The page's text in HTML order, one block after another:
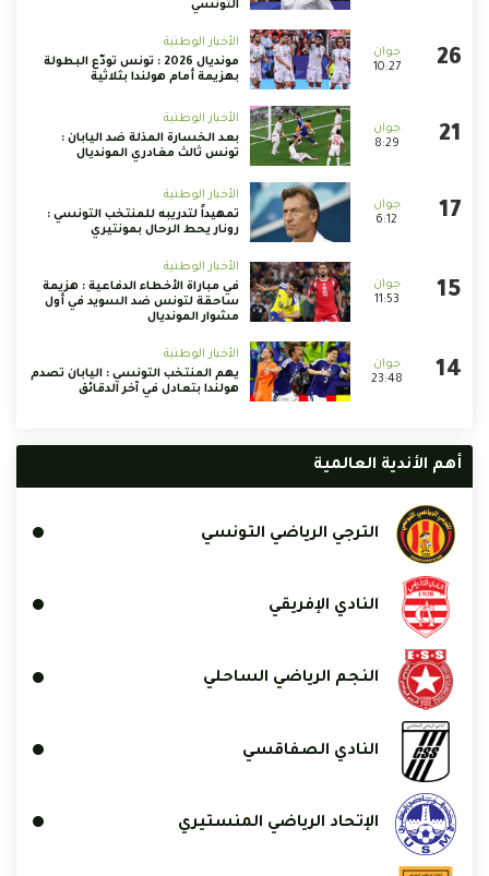
التونسي
10:27
الأخبار الوطنية
مونديال 2026 : تونس تودّع البطولة
بهزيمة أمام هولندا بثلاثية
8:29
الأخبار الوطنية
بعد الخسارة المذلة ضد اليابان :
تونس ثالث مغادري المونديال
6:12
الأخبار الوطنية
تمهيداً لتدريبه للمنتخب التونسي :
رونار يحط الرحال بمونتيري
11:53
الأخبار الوطنية
في مباراة الأخطاء الدفاعية : هزيمة
ساحقة لتونس ضد السويد في أول
مشوار المونديال
23:48
الأخبار الوطنية
يهم المنتخب التونسي : اليابان تصدم
هولندا بتعادل في آخر الدقائق
أهم الأندية العالمية
الترجي الرياضي التونسي
النادي الإفريقي
النجم الرياضي الساحلي
النادي الصفاقسي
الإتحاد الرياضي المنستيري